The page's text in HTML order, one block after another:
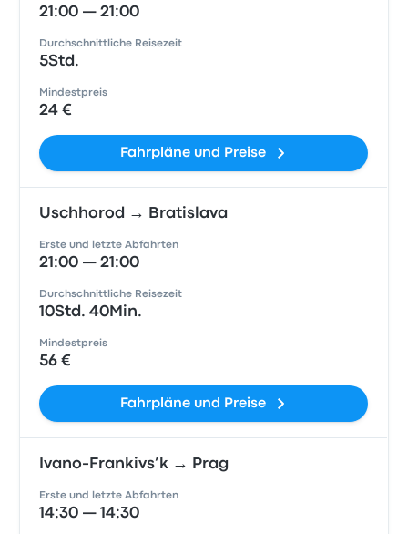
21:00 — 21:00
Durchschnittliche Reisezeit
5Std.
Mindestpreis
24 €
Fahrpläne und Preise
Uschhorod → Bratislava
Erste und letzte Abfahrten
21:00 — 21:00
Durchschnittliche Reisezeit
10Std. 40Min.
Mindestpreis
56 €
Fahrpläne und Preise
Ivano-Frankivs’k → Prag
Erste und letzte Abfahrten
14:30 — 14:30